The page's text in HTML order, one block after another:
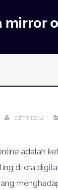
mirror
adminstlu
adalah
di era digital